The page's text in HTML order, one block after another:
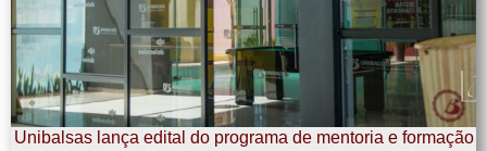
Unibalsas lança edital do programa de mentoria e formação